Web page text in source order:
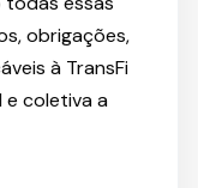
obrigações,
à TransFi
e coletiva a